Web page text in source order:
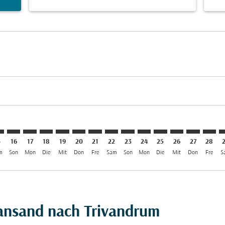
16
Son
17
Mon
18
Die
19
Mit
KRS–TRV: cmp-view-offers-disclaimer.
20
Don
KRS–TRV: cmp-view-offers-
21
Fre
KRS–TRV: cmp-view-offers-
22
Sam
KRS–TRV: cmp-view-
23
Son
KRS–TRV: cmp-view-
24
Mon
KRS–TRV: cmp-
25
Die
KRS–TRV:
26
Mit
27
Don
28
Fre
nach Trivandrum